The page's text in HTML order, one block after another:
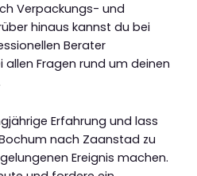
Verpackungs- und
hinaus kannst du bei
Berater
allen Fragen rund um deinen
Erfahrung und lass
nach Zaanstad zu
Ereignis machen.